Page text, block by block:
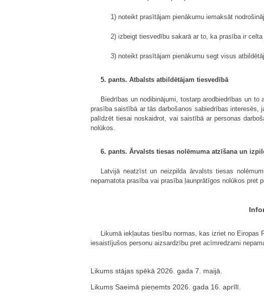
1) noteikt prasītājam pienākumu iemaksāt
2) izbeigt tiesvedību sakarā ar to, ka prasība ir
3) noteikt prasītājam pienākumu segt visus
5. pants. Atbalsts atbildētājam tiesvedībā
Biedrības un nodibinājumi, tostarp arodbiedrības un
prasība saistībā ar tās darbošanos sabiedrības
palīdzēt tiesai noskaidrot, vai saistībā ar personas
nolūkos.
6. pants. Ārvalsts tiesas nolēmuma atzīšana un
Latvijā neatzīst un neizpilda ārvalsts tiesas
nepamatota prasība vai prasība ļaunprātīgos nolūkos pret
Likumā iekļautas tiesību normas, kas izriet no Eiropas
iesaistījušos personu aizsardzību pret acīmredzami
Likums stājas spēkā 2026. gada 7. maijā.
Likums Saeimā pieņemts 2026. gada 16. aprīlī.